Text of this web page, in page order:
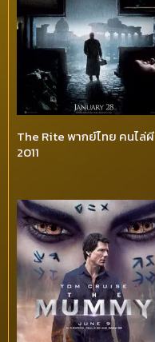
The Rite พากย์ไทย คนไล่ผี
2011